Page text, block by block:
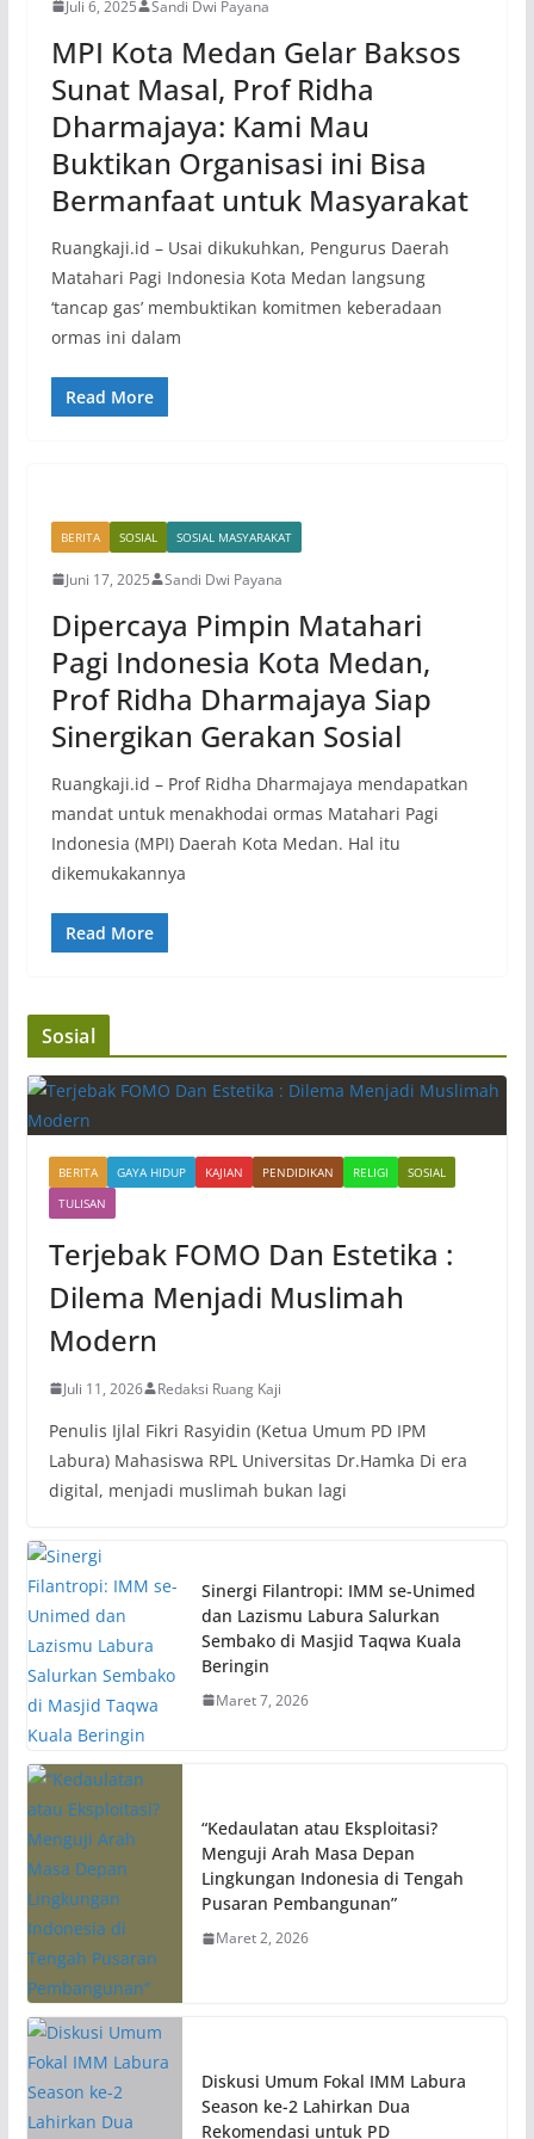
Juli 6, 2025 Sandi Dwi Payana
MPI Kota Medan Gelar Baksos
Sunat Masal, Prof Ridha
Dharmajaya: Kami Mau
Buktikan Organisasi ini Bisa
Bermanfaat untuk Masyarakat
Ruangkaji.id – Usai dikukuhkan, Pengurus Daerah
Matahari Pagi Indonesia Kota Medan langsung
‘tancap gas’ membuktikan komitmen keberadaan
ormas ini dalam
Read More
BERITA SOSIAL SOSIAL MASYARAKAT
Juni 17, 2025 Sandi Dwi Payana
Dipercaya Pimpin Matahari
Pagi Indonesia Kota Medan,
Prof Ridha Dharmajaya Siap
Sinergikan Gerakan Sosial
Ruangkaji.id – Prof Ridha Dharmajaya mendapatkan
mandat untuk menakhodai ormas Matahari Pagi
Indonesia (MPI) Daerah Kota Medan. Hal itu
dikemukakannya
Read More
Sosial
BERITA GAYA HIDUP KAJIAN PENDIDIKAN RELIGI
SOSIAL
TULISAN
Terjebak FOMO Dan Estetika :
Dilema Menjadi Muslimah
Modern
Juli 11, 2026 Redaksi Ruang Kaji
Penulis Ijlal Fikri Rasyidin (Ketua Umum PD IPM
Labura) Mahasiswa RPL Universitas Dr.Hamka Di era
digital, menjadi muslimah bukan lagi
Sinergi Filantropi: IMM se-Unimed
dan Lazismu Labura Salurkan
Sembako di Masjid Taqwa Kuala
Beringin
Maret 7, 2026
“Kedaulatan atau Eksploitasi?
Menguji Arah Masa Depan
Lingkungan Indonesia di Tengah
Pusaran Pembangunan”
Maret 2, 2026
Diskusi Umum Fokal IMM Labura
Season ke-2 Lahirkan Dua
Rekomendasi untuk PD